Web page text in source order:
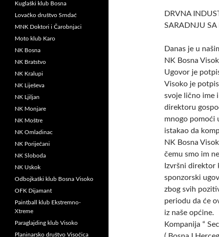
DRVNA
SARADNJU
Danas je u
NK Bosna
Ugovor je
Visoko je
svoje lično ime
direktoru
mnogo pomoći
istakao da
NK Bosna
čemu smo im
Izvršni direktor
sponzorski
zbog svih
periodu da će
iz naše općine.
Kompanija “
Kuglaški klub Bosna
Lovačko društvo Srndać
MNK Doktori i Čarobnjaci
Moto klub Karo
NK Bosna
NK Bratstvo
NK Kralupi
NK Liješeva
NK Ljiljan
NK Monjare
NK Moštre
NK Omladinac
NK Poriječani
NK Sloboda
NK Uskok
Odbojkaški klub Bosna Visoko
OFK Dijamant
Paintball klub Ekstremno-
Xtreme
Paraglajding klub Visoko
Planinarsko društvo Visočica